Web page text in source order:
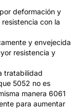
deformación y
con la
y envejecida
resistencia y
tratabilidad
5052 no es
manera 6061
para aumentar